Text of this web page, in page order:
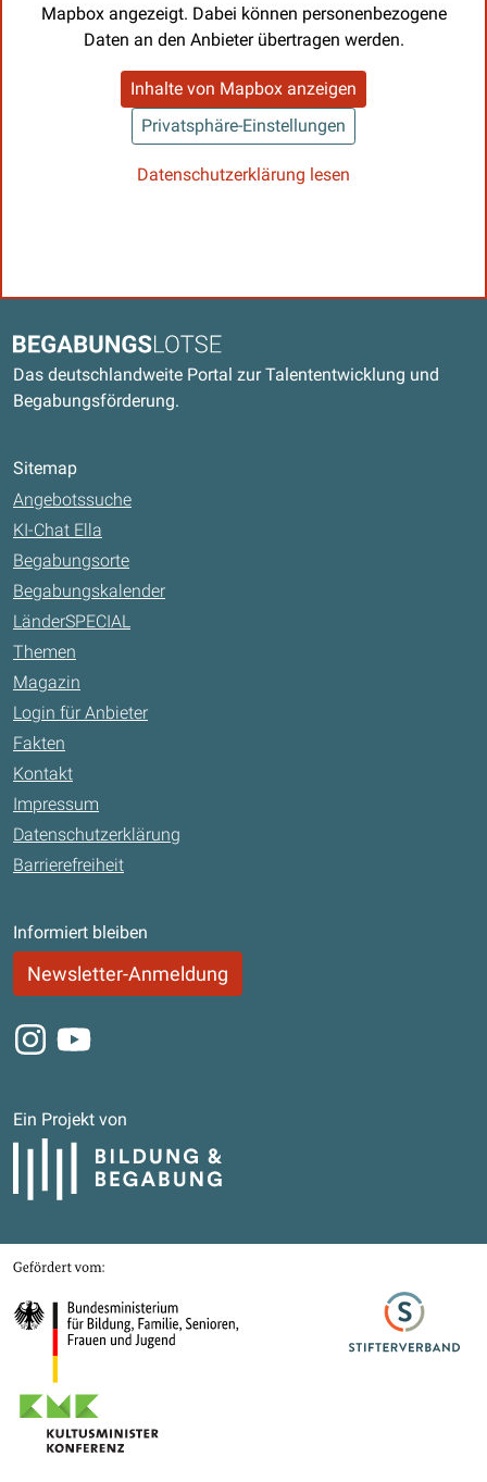
Mapbox angezeigt. Dabei können personenbezogene
Daten an den Anbieter übertragen werden.
Inhalte von Mapbox anzeigen
Privatsphäre-Einstellungen
Datenschutzerklärung lesen
Begabungslotse
Das deutschlandweite Portal zur Talententwicklung und
Begabungsförderung.
Sitemap
Angebotssuche
KI-Chat Ella
Begabungsorte
Begabungskalender
LänderSPECIAL
Themen
Magazin
Login für Anbieter
Fakten
Kontakt
Impressum
Datenschutzerklärung
Barrierefreiheit
Informiert bleiben
Newsletter-Anmeldung
Instagram
Youtube
Ein Projekt von
Bildung und Begabung
Gefördert von
Bundesministerium für Bildung, Familie, Senioren, Frauen und Jugend
Stifterverband
Kultusministerkonferenz